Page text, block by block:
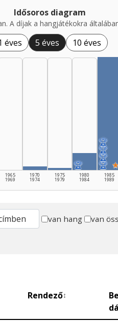
Idősoros diagram
A díjak a hangjátékokra
éves 5 éves 10 éves
1965
1969
1970
1974
1975
1979
🏆
1980
1984
🏆
🏆
🏆
🏆
★
1985
1989
van hang van
Rendező↕